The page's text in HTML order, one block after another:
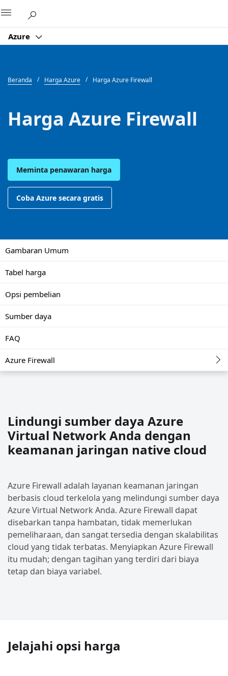
Azure
Beranda Harga Azure Harga Azure Firewall
Harga Azure Firewall
Meminta penawaran harga
Coba Azure secara gratis
Gambaran Umum
Tabel harga
Opsi pembelian
Sumber daya
FAQ
Azure Firewall
Lindungi sumber daya Azure
Virtual Network Anda dengan
keamanan jaringan native cloud
Azure Firewall adalah layanan keamanan jaringan
berbasis cloud terkelola yang melindungi sumber daya
Azure Virtual Network Anda. Azure Firewall dapat
disebarkan tanpa hambatan, tidak memerlukan
pemeliharaan, dan sangat tersedia dengan skalabilitas
cloud yang tidak terbatas. Menyiapkan Azure Firewall
itu mudah; dengan tagihan yang terdiri dari biaya
tetap dan biaya variabel.
Jelajahi opsi harga